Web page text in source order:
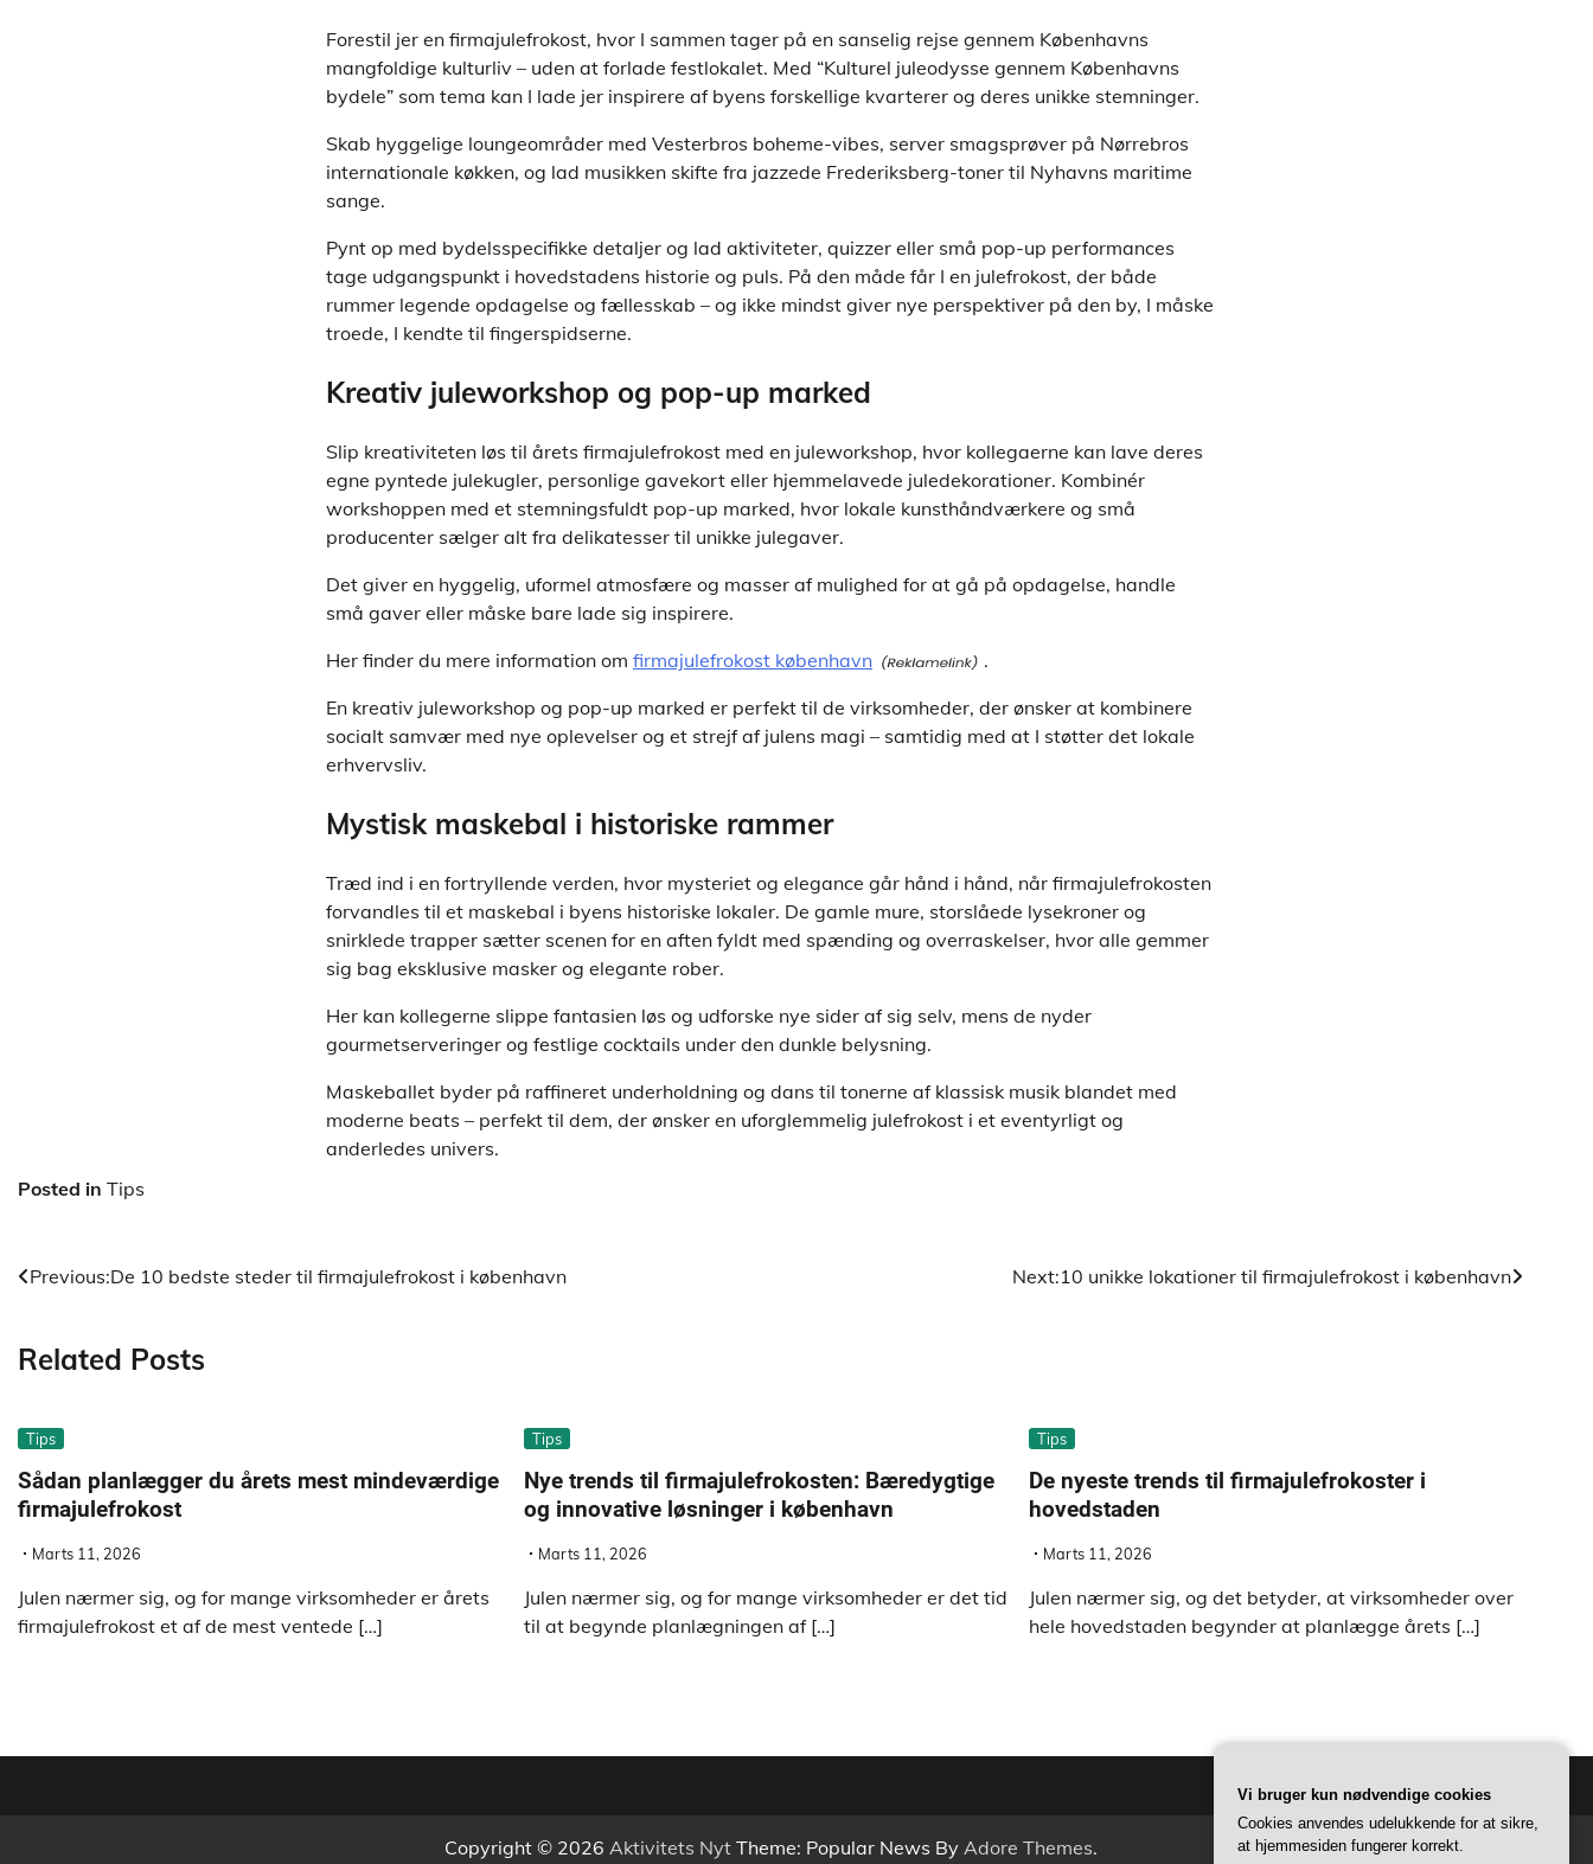
Forestil jer en firmajulefrokost, hvor I sammen tager på en sanselig rejse gennem Københavns
mangfoldige kulturliv – uden at forlade festlokalet. Med “Kulturel juleodysse gennem Københavns
bydele” som tema kan I lade jer inspirere af byens forskellige kvarterer og deres unikke stemninger.
Skab hyggelige loungeområder med Vesterbros boheme-vibes, server smagsprøver på Nørrebros
internationale køkken, og lad musikken skifte fra jazzede Frederiksberg-toner til Nyhavns maritime
sange.
Pynt op med bydelsspecifikke detaljer og lad aktiviteter, quizzer eller små pop-up performances
tage udgangspunkt i hovedstadens historie og puls. På den måde får I en julefrokost, der både
rummer legende opdagelse og fællesskab – og ikke mindst giver nye perspektiver på den by, I måske
troede, I kendte til fingerspidserne.
Kreativ juleworkshop og pop-up marked
Slip kreativiteten løs til årets firmajulefrokost med en juleworkshop, hvor kollegaerne kan lave deres
egne pyntede julekugler, personlige gavekort eller hjemmelavede juledekorationer. Kombinér
workshoppen med et stemningsfuldt pop-up marked, hvor lokale kunsthåndværkere og små
producenter sælger alt fra delikatesser til unikke julegaver.
Det giver en hyggelig, uformel atmosfære og masser af mulighed for at gå på opdagelse, handle
små gaver eller måske bare lade sig inspirere.
Her finder du mere information om firmajulefrokost københavn
.
En kreativ juleworkshop og pop-up marked er perfekt til de virksomheder, der ønsker at kombinere
socialt samvær med nye oplevelser og et strejf af julens magi – samtidig med at I støtter det lokale
erhvervsliv.
Mystisk maskebal i historiske rammer
Træd ind i en fortryllende verden, hvor mysteriet og elegance går hånd i hånd, når firmajulefrokosten
forvandles til et maskebal i byens historiske lokaler. De gamle mure, storslåede lysekroner og
snirklede trapper sætter scenen for en aften fyldt med spænding og overraskelser, hvor alle gemmer
sig bag eksklusive masker og elegante rober.
Her kan kollegerne slippe fantasien løs og udforske nye sider af sig selv, mens de nyder
gourmetserveringer og festlige cocktails under den dunkle belysning.
Maskeballet byder på raffineret underholdning og dans til tonerne af klassisk musik blandet med
moderne beats – perfekt til dem, der ønsker en uforglemmelig julefrokost i et eventyrligt og
anderledes univers.
Posted in Tips
Indlægsnavigation
Previous:De 10 bedste steder til firmajulefrokost i københavn Next:10 unikke lokationer til firmajulefrokost i københavn
Related Posts
Tips
Sådan planlægger du årets mest mindeværdige
firmajulefrokost
Marts 11, 2026
Julen nærmer sig, og for mange virksomheder er årets
firmajulefrokost et af de mest ventede […]
Tips
Nye trends til firmajulefrokosten: Bæredygtige
og innovative løsninger i københavn
Marts 11, 2026
Julen nærmer sig, og for mange virksomheder er det tid
til at begynde planlægningen af […]
Tips
De nyeste trends til firmajulefrokoster i
hovedstaden
Marts 11, 2026
Julen nærmer sig, og det betyder, at virksomheder over
hele hovedstaden begynder at planlægge årets […]
Copyright © 2026 Aktivitets NytTheme: Popular News By Adore Themes.
Vi bruger kun nødvendige cookies
Cookies anvendes udelukkende for at sikre,
at hjemmesiden fungerer korrekt.